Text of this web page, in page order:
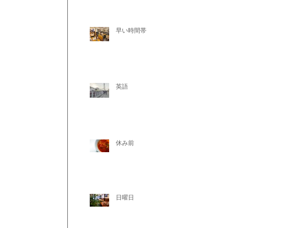
早い時間帯
英語
休み前
日曜日